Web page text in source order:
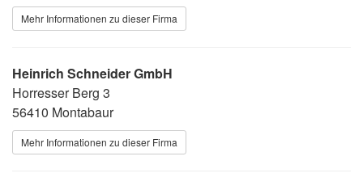
Mehr Informationen zu dieser Firma
Heinrich Schneider GmbH
Horresser Berg 3
56410 Montabaur
Mehr Informationen zu dieser Firma